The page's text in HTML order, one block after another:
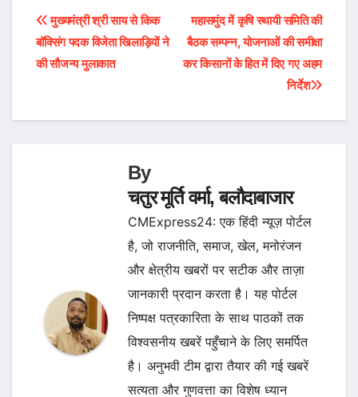
Post
navigation
महासमुंद में कृषि स्थायी समिति की
बैठक सम्पन्न, योजनाओं की समीक्षा
कर किसानों के हित में दिए गए अहम
निर्देश
मुख्यमंत्री श्री साय से किक
बॉक्सिंग पदक विजेता खिलाड़ियों ने
की सौजन्य मुलाकात
By
चतुर मूर्ति वर्मा, बलौदाबाजार
CMExpress24: एक हिंदी न्यूज़ पोर्टल
है, जो राजनीति, समाज, खेल, मनोरंजन
और क्षेत्रीय खबरों पर सटीक और ताज़ा
जानकारी प्रदान करता है। यह पोर्टल
निष्पक्ष पत्रकारिता के साथ पाठकों तक
विश्वसनीय खबरें पहुँचाने के लिए समर्पित
है। अनुभवी टीम द्वारा तैयार की गई खबरें
सत्यता और गुणवत्ता का विशेष ध्यान